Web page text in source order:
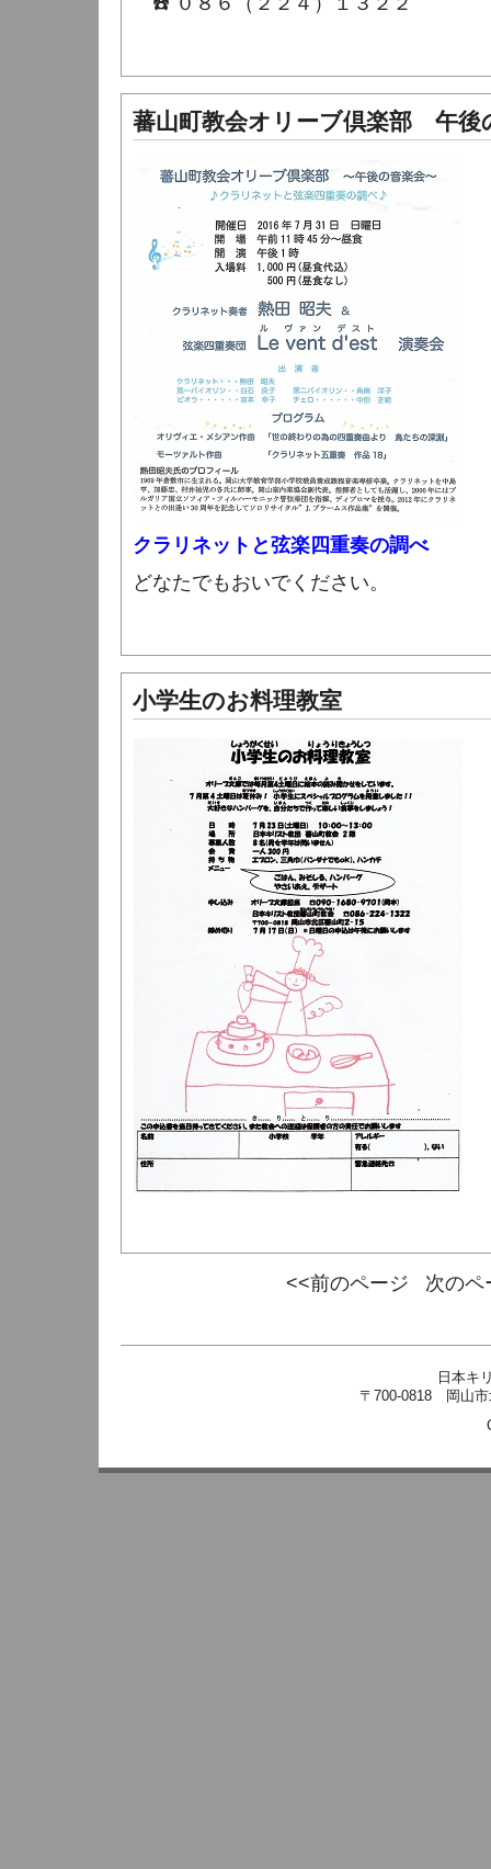
蕃山町教会オリーブ倶楽部 午後
クラリネットと弦楽四重奏の調べ
どなたでもおいでください。
小学生のお料理教室
<<前のページ 次のペ
日本キ
〒700-0818 岡山市